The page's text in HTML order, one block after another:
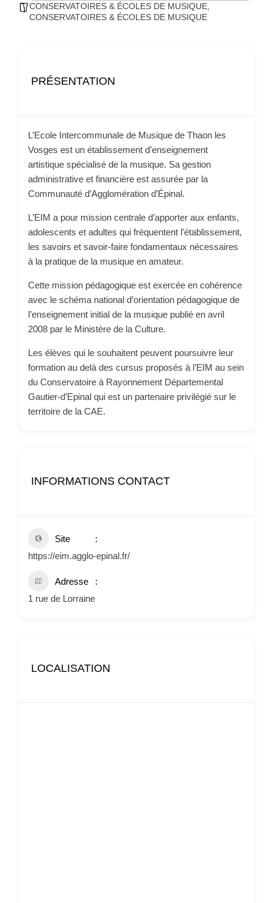
CONSERVATOIRES & ÉCOLES DE MUSIQUE
CONSERVATOIRES & ÉCOLES DE MUSIQUE
PRÉSENTATION
L’Ecole Intercommunale de Musique de Thaon les
Vosges est un établissement d’enseignement
artistique spécialisé de la musique. Sa gestion
administrative et financière est assurée par la
Communauté d’Agglomération d’Épinal.
L’EIM a pour mission centrale d’apporter aux enfants,
adolescents et adultes qui fréquentent l’établissement,
les savoirs et savoir-faire fondamentaux nécessaires
à la pratique de la musique en amateur.
Cette mission pédagogique est exercée en cohérence
avec le schéma national d’orientation pédagogique de
l’enseignement initial de la musique publié en avril
2008 par le Ministère de la Culture.
Les élèves qui le souhaitent peuvent poursuivre leur
formation au delà des cursus proposés à l’EIM au sein
du Conservatoire à Rayonnement Départemental
Gautier-d’Epinal qui est un partenaire privilégié sur le
territoire de la CAE.
INFORMATIONS CONTACT
Site
https://eim.agglo-epinal.fr/
Adresse
1 rue de Lorraine
LOCALISATION